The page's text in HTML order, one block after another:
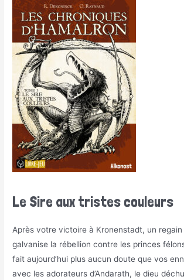
Le Sire aux tristes couleurs
Après votre victoire à Kronenstadt, un regain
galvanise la rébellion contre les princes
fait aujourd’hui plus aucun doute que vos
avec les adorateurs d’Andarath, le dieu